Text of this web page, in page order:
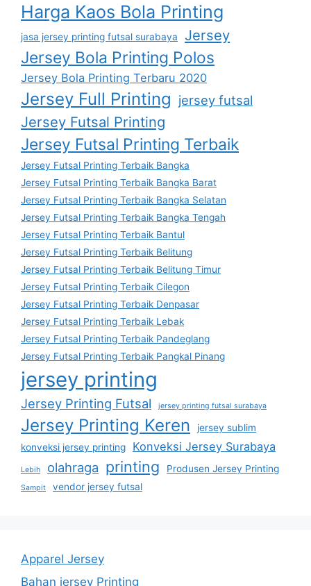
Harga Kaos Bola Printing
jasa jersey printing futsal surabaya Jersey
Jersey Bola Printing Polos
Jersey Bola Printing Terbaru 2020
Jersey Full Printing jersey futsal
Jersey Futsal Printing
Jersey Futsal Printing Terbaik
Jersey Futsal Printing Terbaik Bangka
Jersey Futsal Printing Terbaik Bangka Barat
Jersey Futsal Printing Terbaik Bangka Selatan
Jersey Futsal Printing Terbaik Bangka Tengah
Jersey Futsal Printing Terbaik Bantul
Jersey Futsal Printing Terbaik Belitung
Jersey Futsal Printing Terbaik Belitung Timur
Jersey Futsal Printing Terbaik Cilegon
Jersey Futsal Printing Terbaik Denpasar
Jersey Futsal Printing Terbaik Lebak
Jersey Futsal Printing Terbaik Pandeglang
Jersey Futsal Printing Terbaik Pangkal Pinang
jersey printing
Jersey Printing Futsal jersey printing futsal surabaya
Jersey Printing Keren
jersey sublim
konveksi jersey printing
Konveksi Jersey Surabaya
Lebih olahraga printing Produsen Jersey Printing
Sampit vendor jersey futsal
Apparel Jersey
Bahan jersey Printing